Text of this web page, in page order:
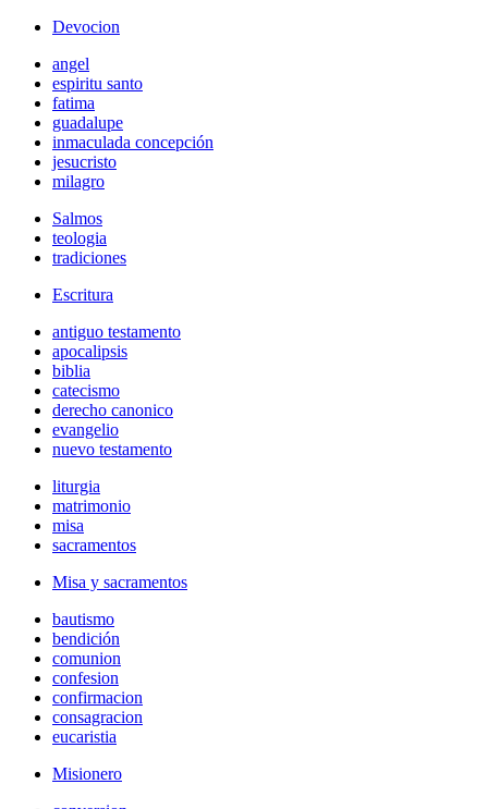
Devocion
angel
espiritu santo
fatima
guadalupe
inmaculada concepción
jesucristo
milagro
Salmos
teologia
tradiciones
Escritura
antiguo testamento
apocalipsis
biblia
catecismo
derecho canonico
evangelio
nuevo testamento
liturgia
matrimonio
misa
sacramentos
Misa y sacramentos
bautismo
bendición
comunion
confesion
confirmacion
consagracion
eucaristia
Misionero